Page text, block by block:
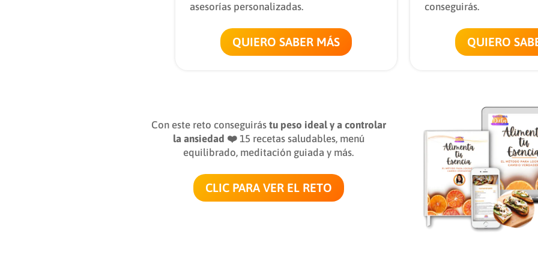
asesorías personalizadas.
QUIERO SABER MÁS
conseguirás.
QUIERO
Con este reto conseguirás tu peso ideal y a controlar
la ansiedad ❤️ 15 recetas saludables, menú
equilibrado, meditación guiada y más.
CLIC PARA VER EL RETO